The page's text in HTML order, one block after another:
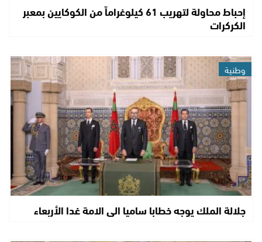
إحباط محاولة لتهريب 61 كيلوغراماً من الكوكايين بمعبر
الكركرات
وطنية
جلالة الملك يوجه خطابا ساميا الى الامة غدا الأربعاء